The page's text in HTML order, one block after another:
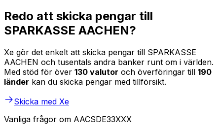
Redo att skicka pengar till
SPARKASSE AACHEN?
Xe gör det enkelt att skicka pengar till SPARKASSE
AACHEN och tusentals andra banker runt om i världen.
Med stöd för över 130 valutor och överföringar till 190
länder kan du skicka pengar med tillförsikt.
Skicka med Xe
Vanliga frågor om AACSDE33XXX